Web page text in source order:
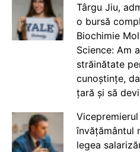
Târgu Jiu,
o bursă
Biochimie
Science: Am
străinătate
cunoștințe,
țară și să
învățământul
legea